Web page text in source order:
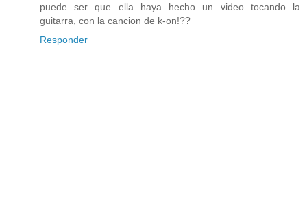
puede ser que ella haya hecho un video tocando la
guitarra, con la cancion de k-on!??
Responder